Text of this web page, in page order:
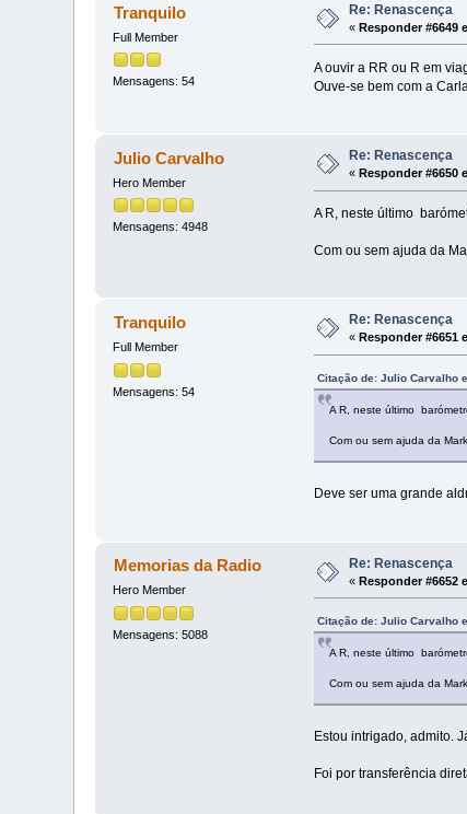
Tranquilo
Full Member
Mensagens: 54
Re: Renascença
«Responder #6649
A ouvir a RR ou R em
Ouve-se bem com a
Julio Carvalho
Hero Member
Mensagens: 4948
Re: Renascença
«Responder #6650
A R, neste último
Com ou sem ajuda da
Tranquilo
Full Member
Mensagens: 54
Re: Renascença
« Responder #6651
Citação de: Julio Carvalho
A R, neste último
Com ou sem ajuda da
Deve ser uma grande
Memorias da Radio
Hero Member
Mensagens: 5088
Re: Renascença
«Responder #6652
Citação de: Julio Carvalho
A R, neste último
Com ou sem ajuda da
Estou intrigado, admito.
Foi por transferência